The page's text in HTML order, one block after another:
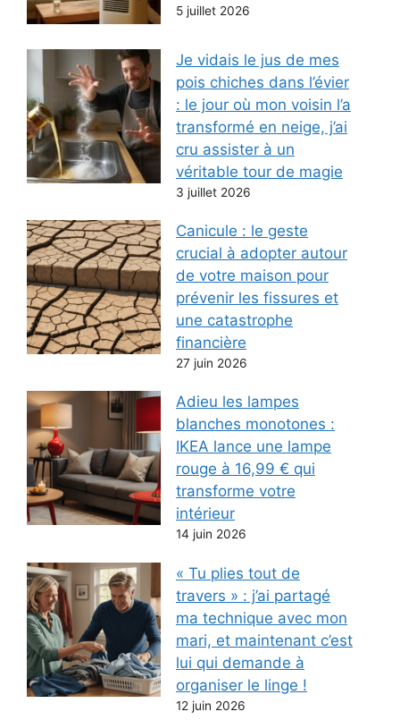
5 juillet 2026
Je vidais le jus de mes
pois chiches dans l’évier
: le jour où mon voisin l’a
transformé en neige, j’ai
cru assister à un
véritable tour de magie
3 juillet 2026
Canicule : le geste
crucial à adopter autour
de votre maison pour
prévenir les fissures et
une catastrophe
financière
27 juin 2026
Adieu les lampes
blanches monotones :
IKEA lance une lampe
rouge à 16,99 € qui
transforme votre
intérieur
14 juin 2026
« Tu plies tout de
travers » : j’ai partagé
ma technique avec mon
mari, et maintenant c’est
lui qui demande à
organiser le linge !
12 juin 2026